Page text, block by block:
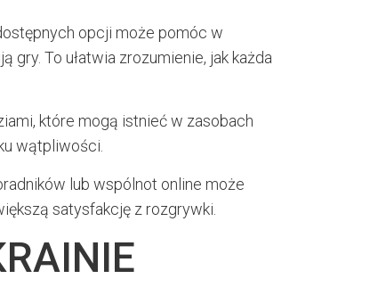
opcji może pomóc w
To ułatwia zrozumienie, jak każda
które mogą istnieć w zasobach
wątpliwości.
lub wspólnot online może
satysfakcję z rozgrywki.